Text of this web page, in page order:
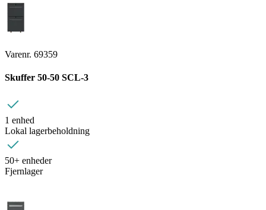
Varenr. 69359
Skuffer 50-50 SCL-3
1 enhed
Lokal lagerbeholdning
50+ enheder
Fjernlager